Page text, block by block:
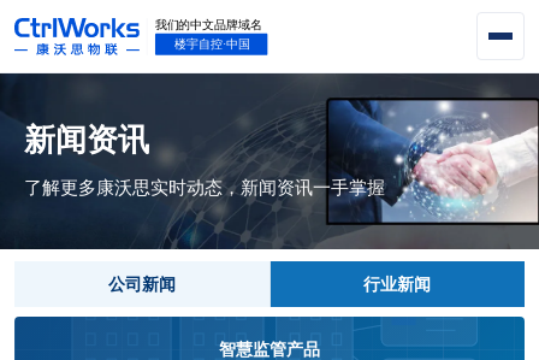
新闻资讯
了解更多康沃思实时动态，新闻资讯一手掌握
公司新闻 行业新闻
智慧监管产品